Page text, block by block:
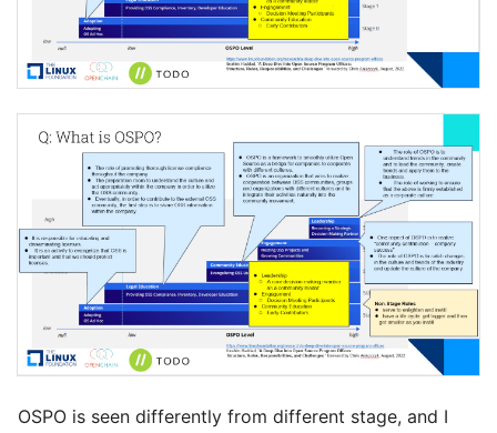
OSPO is seen differently from different stage, and I